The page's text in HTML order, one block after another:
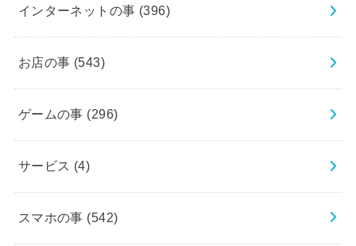
インターネットの事 (396)
お店の事 (543)
ゲームの事 (296)
サービス (4)
スマホの事 (542)